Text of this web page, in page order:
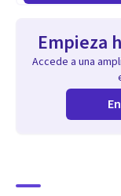
Empieza
Accede a una